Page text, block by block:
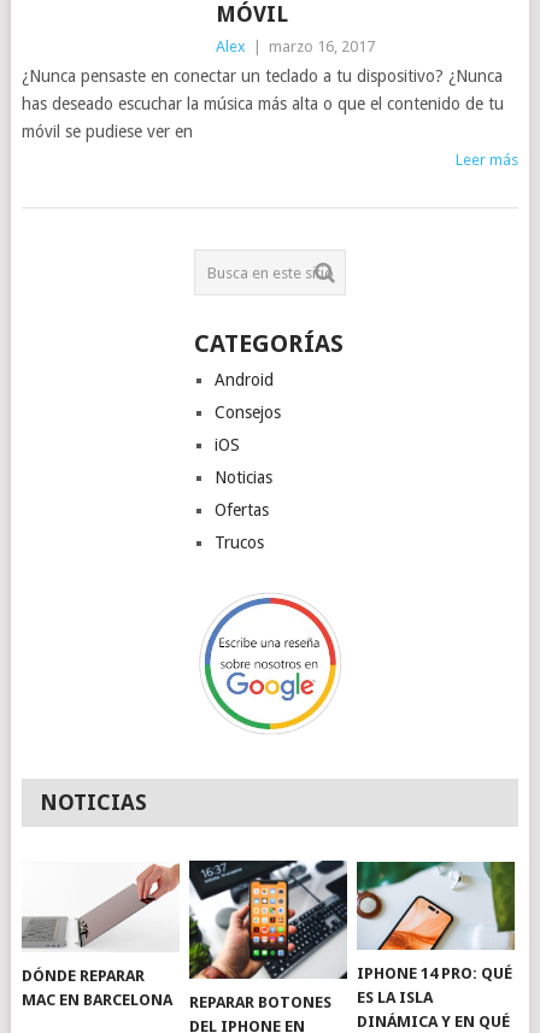
MÓVIL
Alex marzo 16, 2017
¿Nunca pensaste en conectar un teclado a tu dispositivo? ¿Nunca
has deseado escuchar la música más alta o que el contenido de tu
móvil se pudiese ver en
Leer más
CATEGORÍAS
Android
Consejos
iOS
Noticias
Ofertas
Trucos
NOTICIAS
DÓNDE REPARAR
MAC EN BARCELONA
REPARAR BOTONES
DEL IPHONE EN
IPHONE 14 PRO: QUÉ
ES LA ISLA
DINÁMICA Y EN QUÉ